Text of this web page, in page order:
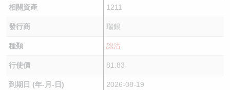
相關資產 1211
發行商 瑞銀
種類 認沽
行使價 81.83
到期日 (年-月-日) 2026-08-19